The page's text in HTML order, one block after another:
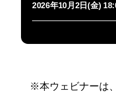
2026年10月2日(金)
※本ウェビナーは